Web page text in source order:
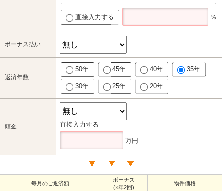
直接入力する ％
ボーナス払い
返済年数
50年 45年 40年 35年
30年 25年 20年
頭金 直接入力する
万円
毎月のご返済額
ボーナス
(×年2回)
物件価格